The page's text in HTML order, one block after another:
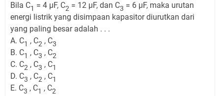
Bila C1 = 4 µF, C2 = 12 µF, dan C3 = 6 µF, maka urutan
energi listrik yang disimpaan kapasitor diurutkan dari
yang paling besar adalah . . .
A. C1 , C2 , C3
B. C1 , C3 , C2
C. C2 , C3 , C1
D. C3 , C2 , C1
E. C3 , C1 , C2